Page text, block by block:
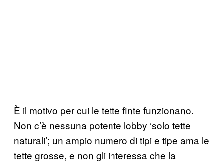
È il motivo per cui le tette finte funzionano.
Non c’è nessuna potente lobby ‘solo tette
naturali’; un ampio numero di tipi e tipe ama le
tette grosse, e non gli interessa che la